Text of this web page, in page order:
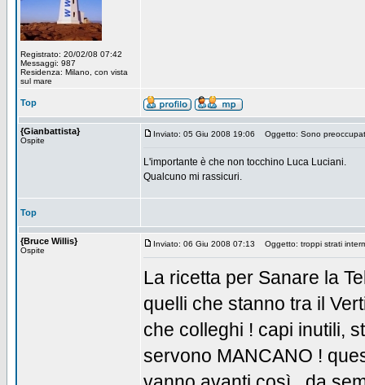
Registrato: 20/02/08 07:42
Messaggi: 987
Residenza: Milano, con vista
sul mare
Top
{Gianbattista}
Ospite
Inviato: 05 Giu 2008 19:06 Oggetto: Sono
L'importante è che non tocchino Luca Luciani.
Qualcuno mi rassicuri.
Top
{Bruce Willis}
Ospite
Inviato: 06 Giu 2008 07:13 Oggetto: troppi strati
La ricetta per Sanare la
quelli che stanno tra il
che colleghi ! capi inutili,
servono MANCANO !